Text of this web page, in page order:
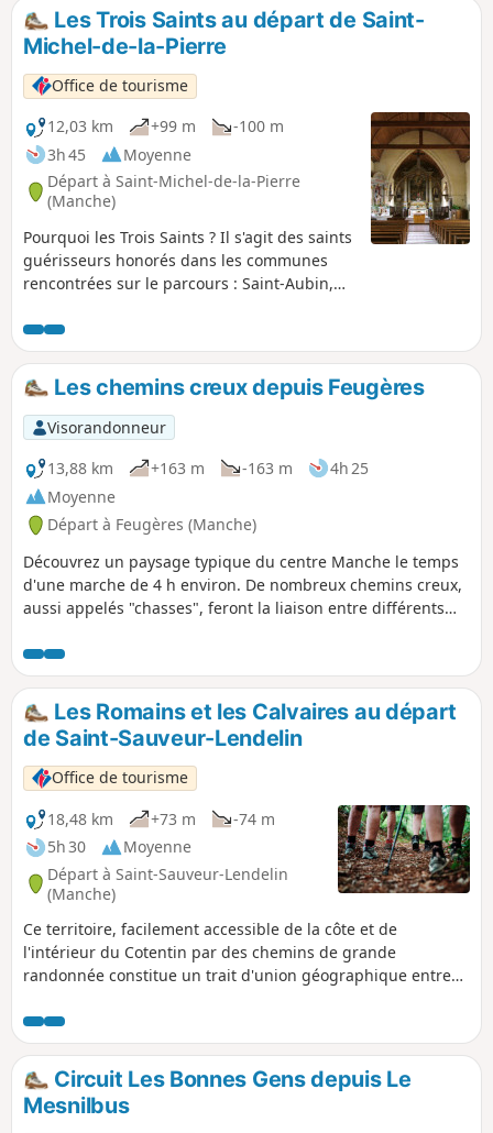
Les Trois Saints au départ de Saint-
Michel-de-la-Pierre
Office de tourisme
12,03 km
+99 m
-100 m
3h 45
Moyenne
Départ à Saint-Michel-de-la-Pierre
(Manche)
Pourquoi les Trois Saints ? Il s'agit des saints
guérisseurs honorés dans les communes
rencontrées sur le parcours : Saint-Aubin,
nom de Saint-Michel-de-la-Pierre, il est lié à
l'exploitation du sous-sol et de la proximité
des carrières de Saint-Aubin-du-Perron. Une
balade en dur avec un passage humide au
Pont-Vert.
Les chemins creux depuis Feugères
Visorandonneur
13,88 km
+163 m -163 m
4h 25
Moyenne
Départ à Feugères (Manche)
Découvrez un paysage typique du centre Manche le temps
d'une marche de 4 h environ. De nombreux chemins creux,
aussi appelés "chasses", feront la liaison entre différents
patrimoine bâti alliant granit et terre crue.
Les Romains et les Calvaires au départ
de Saint-Sauveur-Lendelin
Office de tourisme
18,48 km
+73 m
-74 m
5h 30
Moyenne
Départ à Saint-Sauveur-Lendelin
(Manche)
Ce territoire, facilement accessible de la côte et de
l'intérieur du Cotentin par des chemins de grande
randonnée constitue un trait d'union géographique entre
d'Histoire. C'est un territoire vallonné qui comprend de
nombreuses zones humides (marais). Il est traversé par la
voie romaine (D 535) qui reliait Abrincae, nom romain
d'Avranches et Alauna, Valognes.
Circuit Les Bonnes Gens depuis Le
Mesnilbus